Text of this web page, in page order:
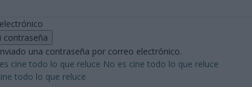
una contraseña por correo electrónico.
No es cine todo lo que reluce